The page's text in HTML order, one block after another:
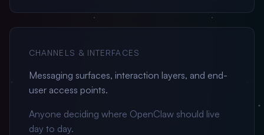
CHANNELS & INTERFACES
Messaging surfaces, interaction layers, and end-
user access points.
Anyone deciding where OpenClaw should live
day to day.